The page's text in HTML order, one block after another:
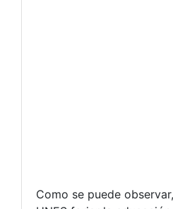
Como se puede